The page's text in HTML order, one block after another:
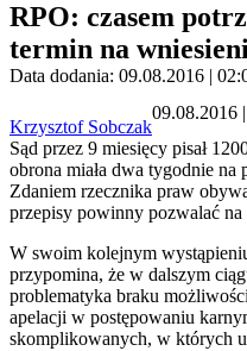
RPO: czasem
termin na
Data dodania: 09.08.2016 |
Krzysztof Sobczak
09.08.2016
Sąd przez 9 miesięcy pisał
obrona miała dwa tygodnie
Zdaniem rzecznika praw
przepisy powinny pozwalać na
W swoim kolejnym
przypomina, że w dalszym
problematyka braku
apelacji w postępowaniu
skomplikowanych, w których